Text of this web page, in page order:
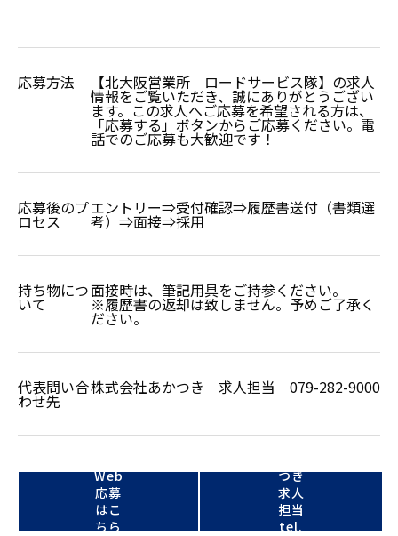
応募方法 【北大阪営業所 ロードサービス隊】の求人
情報をご覧いただき、誠にありがとうござい
ます。この求人へご応募を希望される方は、
「応募する」ボタンからご応募ください。電
話でのご応募も大歓迎です！
応募後のプ
ロセス
エントリー⇒受付確認⇒履歴書送付（書類選
考）⇒面接⇒採用
持ち物につ
いて
面接時は、筆記用具をご持参ください。
※履歴書の返却は致しません。予めご了承く
ださい。
代表問い合
わせ先
株式会社あかつき 求人担当 079-282-9000
Web
応募
はこ
ちら
つき
求人
担当
tel.